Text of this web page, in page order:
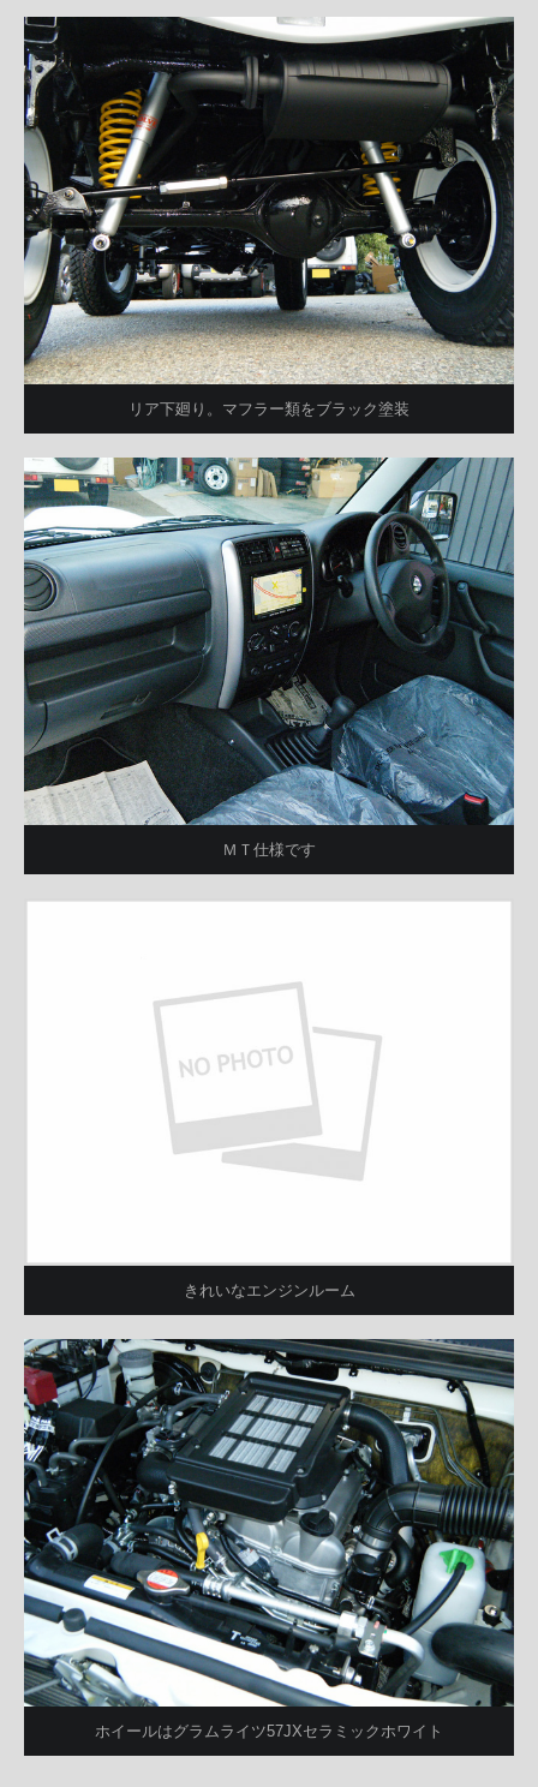
リア下廻り。マフラー類をブラック塗装
ＭＴ仕様です
きれいなエンジンルーム
ホイールはグラムライツ57JXセラミックホワイト